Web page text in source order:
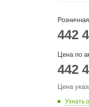
442
Цена по
442
Цена
Узнать